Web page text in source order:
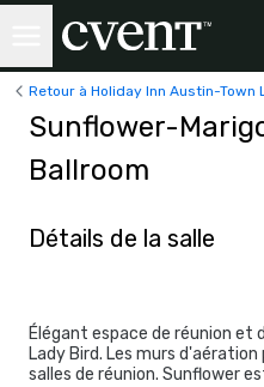
Retour à Holiday Inn Austin-Town
Sunflower-
Ballroom
Détails de la salle
Élégant espace de réunion et
Lady Bird. Les murs
salles de réunion. Sunflower